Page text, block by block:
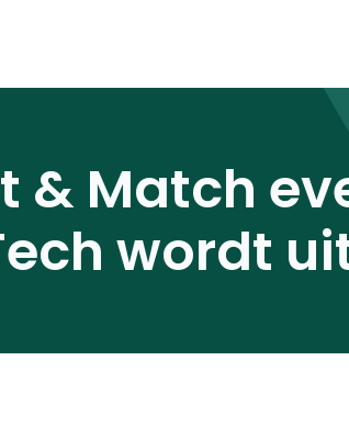
& Match
wordt